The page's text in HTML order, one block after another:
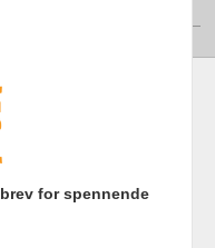
og personvern
for spennende